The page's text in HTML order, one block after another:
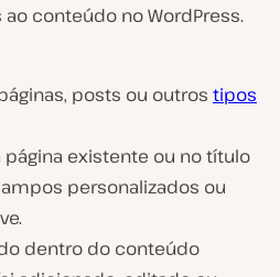
conteúdo no WordPress.
posts ou outros tipos
existente ou no título
personalizados ou
dentro do conteúdo